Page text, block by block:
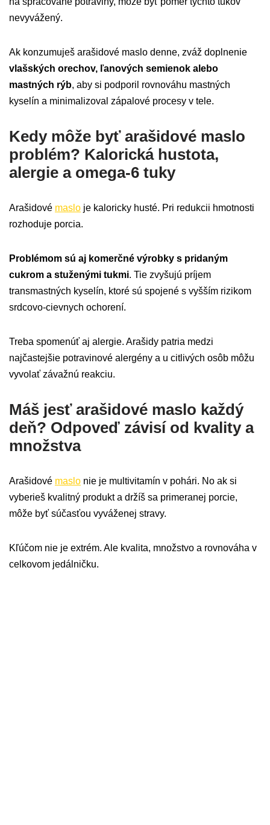
nevyvážený.
Ak konzumuješ arašidové maslo denne, zváž doplnenie
vlašských orechov, ľanových semienok alebo
mastných rýb, aby si podporil rovnováhu mastných
kyselín a minimalizoval zápalové procesy v tele.
Kedy môže byť arašidové maslo
problém? Kalorická hustota,
alergie a omega-6 tuky
Arašidové maslo je kaloricky husté. Pri redukcii hmotnosti
rozhoduje porcia.
Problémom sú aj komerčné výrobky s pridaným
cukrom a stuženými tukmi. Tie zvyšujú príjem
transmastných kyselín, ktoré sú spojené s vyšším rizikom
srdcovo-cievnych ochorení.
Treba spomenúť aj alergie. Arašidy patria medzi
najčastejšie potravinové alergény a u citlivých osôb môžu
vyvolať závažnú reakciu.
Máš jesť arašidové maslo každý
deň? Odpoveď závisí od kvality a
množstva
Arašidové maslo nie je multivitamín v pohári. No ak si
vyberieš kvalitný produkt a držíš sa primeranej porcie,
môže byť súčasťou vyváženej stravy.
Kľúčom nie je extrém. Ale kvalita, množstvo a rovnováha v
celkovom jedálničku.